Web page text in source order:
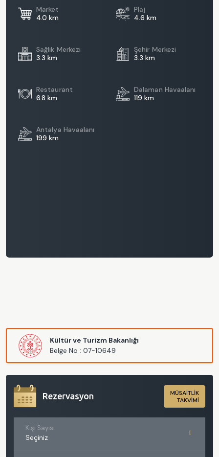
Market
4.0 km
Plaj
4.6 km
Sağlık Merkezi
3.3 km
Şehir Merkezi
3.3 km
Restaurant
6.8 km
Dalaman Havaalanı
119 km
Antalya Havaalanı
199 km
Kültür ve Turizm Bakanlığı
Belge No : 07-10649
Rezervasyon
MÜSAİTLİK
TAKVİMİ
Kişi Sayısı
Seçiniz